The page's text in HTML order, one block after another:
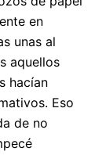
en
unas al
aquellos
hacían
Eso
de no